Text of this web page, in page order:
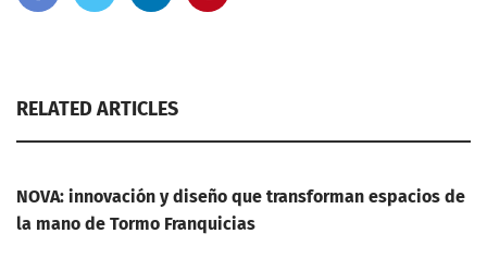
RELATED ARTICLES
NOVA: innovación y diseño que transforman espacios de
la mano de Tormo Franquicias